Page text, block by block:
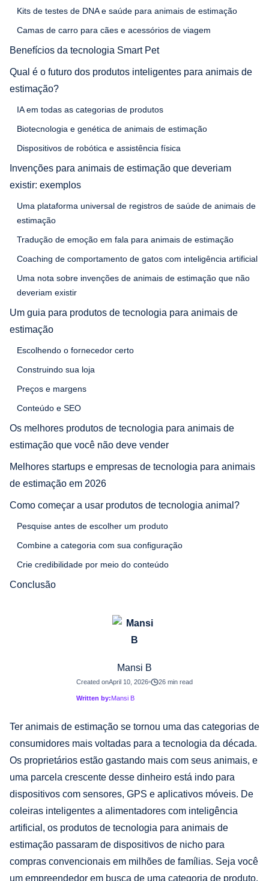
Mansi B
Created onApril 10, 2026 26 min read
Written by:Mansi B
Ter animais de estimação se tornou uma das categorias de
consumidores mais voltadas para a tecnologia da década.
Os proprietários estão gastando mais com seus animais, e
uma parcela crescente desse dinheiro está indo para
dispositivos com sensores, GPS e aplicativos móveis. De
coleiras inteligentes a alimentadores com inteligência
artificial, os produtos de tecnologia para animais de
estimação passaram de dispositivos de nicho para
compras convencionais em milhões de famílias. Seja você
um empreendedor em busca de uma categoria de produto,
Kits de testes de DNA e saúde para animais de estimação
Camas de carro para cães e acessórios de viagem
Benefícios da tecnologia Smart Pet
Qual é o futuro dos produtos inteligentes para animais de
estimação?
IA em todas as categorias de produtos
Biotecnologia e genética de animais de estimação
Dispositivos de robótica e assistência física
Invenções para animais de estimação que deveriam
existir: exemplos
Uma plataforma universal de registros de saúde de animais de
estimação
Tradução de emoção em fala para animais de estimação
Coaching de comportamento de gatos com inteligência artificial
Uma nota sobre invenções de animais de estimação que não
deveriam existir
Um guia para produtos de tecnologia para animais de
estimação
Escolhendo o fornecedor certo
Construindo sua loja
Preços e margens
Conteúdo e SEO
Os melhores produtos de tecnologia para animais de
estimação que você não deve vender
Melhores startups e empresas de tecnologia para animais
de estimação em 2026
Como começar a usar produtos de tecnologia animal?
Pesquise antes de escolher um produto
Combine a categoria com sua configuração
Crie credibilidade por meio do conteúdo
Conclusão